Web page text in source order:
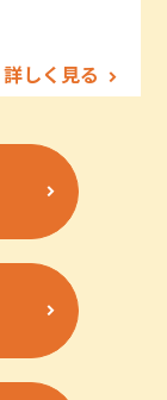
詳しく見る